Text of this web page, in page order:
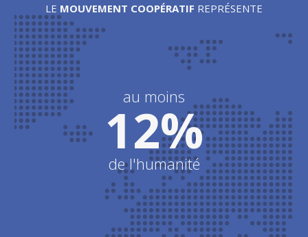
LE MOUVEMENT COOPÉRATIF REPRÉSENTE
au moins
12%
de l'humanité